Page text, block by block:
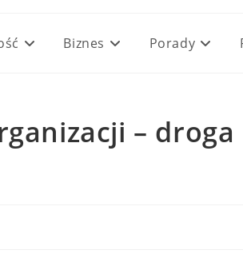
Biznes Porady
– droga